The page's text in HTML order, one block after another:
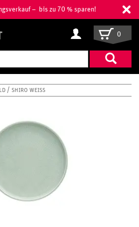
– bis zu 70 % sparen!
Suchbegriff
eingeben
0
SHIRO WEISS